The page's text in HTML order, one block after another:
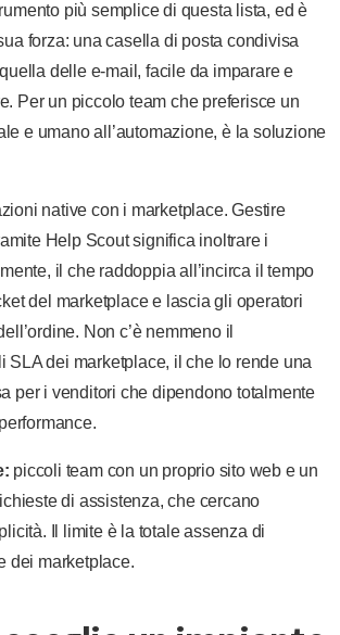
più semplice di questa lista, ed è
forza: una casella di posta condivisa
delle e-mail, facile da imparare e
Per un piccolo team che preferisce un
e umano all’automazione, è la soluzione
native con i marketplace. Gestire
Help Scout significa inoltrare i
il che raddoppia all’incirca il tempo
del marketplace e lascia gli operatori
Non c’è nemmeno il
SLA dei marketplace, il che lo rende una
per i venditori che dipendono totalmente
piccoli team con un proprio sito web e un
di assistenza, che cercano
Il limite è la totale assenza di
dei marketplace.